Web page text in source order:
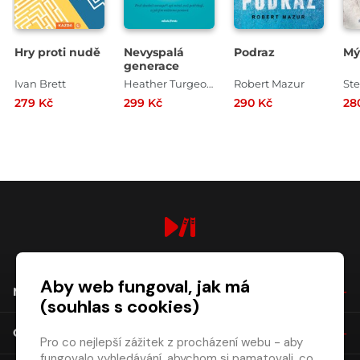
Hry proti nudě
Ivan Brett
279 Kč
Nevyspalá
generace
Heather Turgeon , Iva doc Příhodová
299 Kč
Podraz
Robert Mazur
290 Kč
NÁKUP
O SPOLEČNOSTI
Aby web fungoval, jak má
(souhlas s cookies)
Pro co nejlepší zážitek z procházení webu - aby